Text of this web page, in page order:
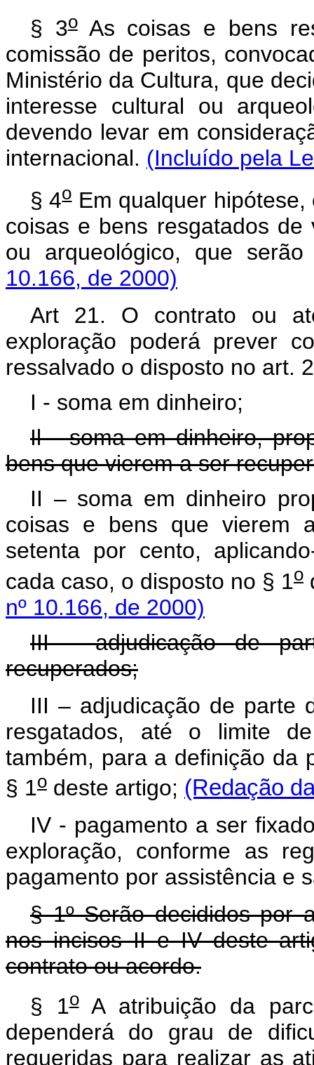
§ 3oAs coisas e bens
comissão de peritos,
Ministério da Cultura, que
interesse cultural ou
devendo levar em
internacional. (Incluído pela
§ 4oEm qualquer hipótese,
coisas e bens resgatados
ou arqueológico, que
10.166, de 2000)
Art 21. O contrato ou
exploração poderá prever
ressalvado o disposto no art.
I - soma em dinheiro;
Il - soma em dinheiro,
bens que vierem a ser
II – soma em dinheiro
coisas e bens que vierem
setenta por cento,
cada caso, o disposto no § 1o
nº 10.166, de 2000)
III - adjudicação de
recuperados;
III – adjudicação de parte
resgatados, até o limite
também, para a definição da
§ 1o deste artigo; (Redação
IV - pagamento a ser
exploração, conforme as
pagamento por assistência e
§ 1º Serão decididos por
nos incisos II e IV deste
contrato ou acordo.
§ 1oA atribuição da
dependerá do grau de
requeridas para realizar as